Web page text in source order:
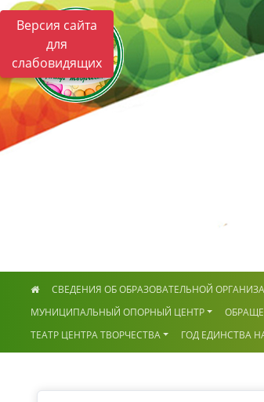
Версия сайта
для
слабовидящих
СВЕДЕНИЯ ОБ ОБРАЗОВАТЕЛЬНОЙ
МУНИЦИПАЛЬНЫЙ ОПОРНЫЙ ЦЕНТР
ТЕАТР ЦЕНТРА ТВОРЧЕСТВА
ГОД ЕДИНСТВА